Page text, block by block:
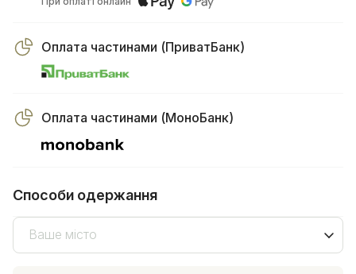
Оплата частинами (ПриватБанк)
Оплата частинами (МоноБанк)
Способи одержання
Ваше місто